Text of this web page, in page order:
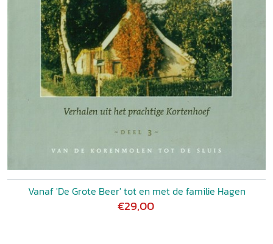
Vanaf 'De Grote Beer' tot en met de familie Hagen
€29,00